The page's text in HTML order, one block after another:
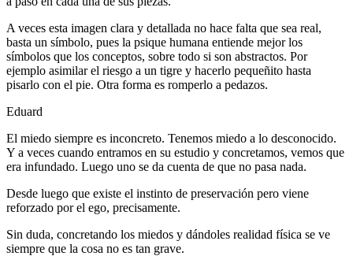
A veces esta imagen clara y detallada no hace falta que sea real,
basta un símbolo, pues la psique humana entiende mejor los
símbolos que los conceptos, sobre todo si son abstractos. Por
ejemplo asimilar el riesgo a un tigre y hacerlo pequeñito hasta
pisarlo con el pie. Otra forma es romperlo a pedazos.
Eduard
El miedo siempre es inconcreto. Tenemos miedo a lo desconocido.
Y a veces cuando entramos en su estudio y concretamos, vemos que
era infundado. Luego uno se da cuenta de que no pasa nada.
Desde luego que existe el instinto de preservación pero viene
reforzado por el ego, precisamente.
Sin duda, concretando los miedos y dándoles realidad física se ve
siempre que la cosa no es tan grave.